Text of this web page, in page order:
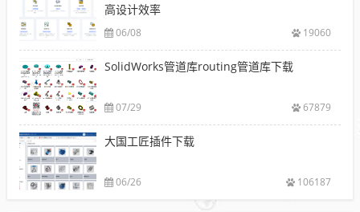
高设计效率
06/08 19060
SolidWorks管道库routing管道库下载
07/29 67879
大国工匠插件下载
06/26 106187